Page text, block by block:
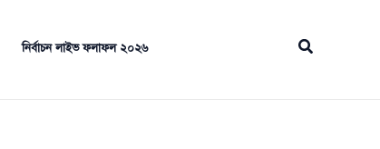
নির্বাচন লাইভ ফলাফল ২০২৬ Search